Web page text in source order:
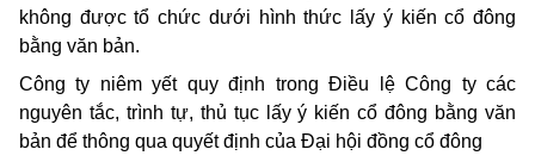
không được tổ chức dưới hình thức lấy ý kiến cổ đông
bằng văn bản.
Công ty niêm yết quy định trong Điều lệ Công ty các
nguyên tắc, trình tự, thủ tục lấy ý kiến cổ đông bằng văn
bản để thông qua quyết định của Đại hội đồng cổ đông